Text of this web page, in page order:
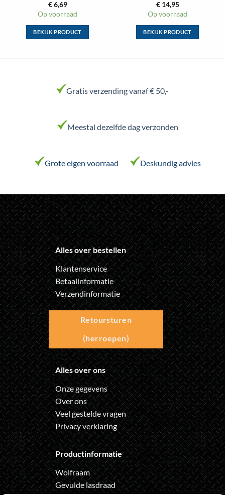
€6,69
Op voorraad
BEKIJK PRODUCT
variaties.
Deze
gekozen
de
productpagina
€14,95
Op voorraad
BEKIJK PRODUCT
gekozen
de
productpagina
Gratis verzending vanaf € 50,-
Meestal dezelfde dag verzonden
Grote eigen voorraad Deskundig advies
Alles over bestellen
Klantenservice
Betaalinformatie
Verzendinformatie
Retoursturen
(herroepen)
Alles over ons
Onze gegevens
Over ons
Veel gestelde vragen
Privacy verklaring
Productinformatie
Wolfraam
Gevulde lasdraad